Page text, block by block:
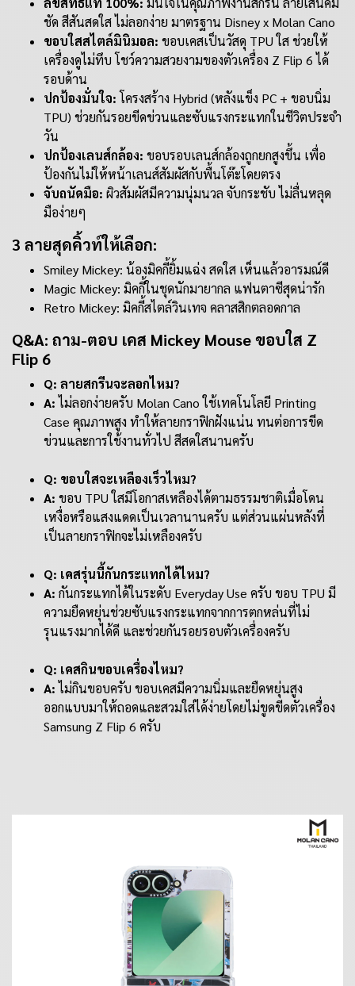
ชัด สีสันสดใส ไม่ลอกง่าย มาตรฐาน Disney x Molan Cano
ขอบใสสไตล์มินิมอล: ขอบเคสเป็นวัสดุ TPU ใส ช่วยให้
เครื่องดูไม่ทึบ โชว์ความสวยงามของตัวเครื่อง Z Flip 6 ได้
รอบด้าน
ปกป้องมั่นใจ: โครงสร้าง Hybrid (หลังแข็ง PC + ขอบนิ่ม
TPU) ช่วยกันรอยขีดข่วนและซับแรงกระแทกในชีวิตประจำ
วัน
ปกป้องเลนส์กล้อง: ขอบรอบเลนส์กล้องถูกยกสูงขึ้น เพื่อ
ป้องกันไม่ให้หน้าเลนส์สัมผัสกับพื้นโต๊ะโดยตรง
จับถนัดมือ: ผิวสัมผัสมีความนุ่มนวล จับกระชับ ไม่ลื่นหลุด
มือง่ายๆ
3 ลายสุดคิ้วท์ให้เลือก:
Smiley Mickey: น้องมิคกี้ยิ้มแฉ่ง สดใส เห็นแล้วอารมณ์ดี
Magic Mickey: มิคกี้ในชุดนักมายากล แฟนตาซีสุดน่ารัก
Retro Mickey: มิคกี้สไตล์วินเทจ คลาสสิกตลอดกาล
Q&A: ถาม-ตอบ เคส Mickey Mouse ขอบใส Z
Flip 6
Q: ลายสกรีนจะลอกไหม?
A:ไม่ลอกง่ายครับ Molan Cano ใช้เทคโนโลยี Printing
Case คุณภาพสูง ทำให้ลายกราฟิกฝังแน่น ทนต่อการขีด
ข่วนและการใช้งานทั่วไป สีสดใสนานครับ
Q: ขอบใสจะเหลืองเร็วไหม?
A: ขอบ TPU ใสมีโอกาสเหลืองได้ตามธรรมชาติเมื่อโดน
เหงื่อหรือแสงแดดเป็นเวลานานครับ แต่ส่วนแผ่นหลังที่
เป็นลายกราฟิกจะไม่เหลืองครับ
Q: เคสรุ่นนี้กันกระแทกได้ไหม?
A: กันกระแทกได้ในระดับ Everyday Use ครับ ขอบ TPU มี
ความยืดหยุ่นช่วยซับแรงกระแทกจากการตกหล่นที่ไม่
รุนแรงมากได้ดี และช่วยกันรอยรอบตัวเครื่องครับ
Q: เคสกินขอบเครื่องไหม?
A:ไม่กินขอบครับ ขอบเคสมีความนิ่มและยืดหยุ่นสูง
ออกแบบมาให้ถอดและสวมใส่ได้ง่ายโดยไม่ขูดขีดตัวเครื่อง
Samsung Z Flip 6 ครับ